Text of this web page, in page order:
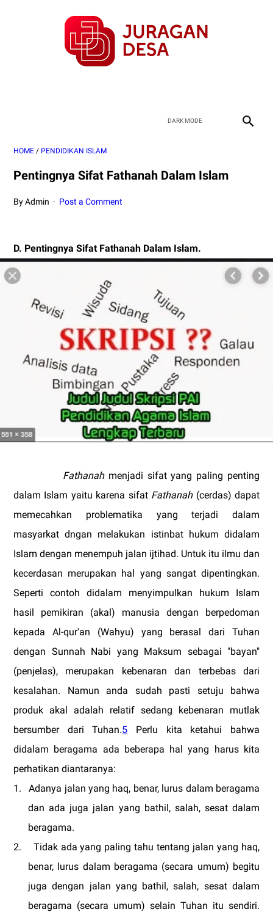
HOME / PENDIDIKAN ISLAM
Pentingnya Sifat Fathanah Dalam Islam
By Admin Post a Comment
D. Pentingnya Sifat Fathanah Dalam Islam.
Fathanahmenjadi sifat yang paling penting
dalam Islam yaitu karena sifat Fathanah(cerdas) dapat
memecahkan problematika yang terjadi dalam
masyarkat dngan melakukan istinbat hukum didalam
Islam dengan menempuh jalan ijtihad. Untuk itu ilmu dan
kecerdasan merupakan hal yang sangat dipentingkan.
Seperti contoh didalam menyimpulkan hukum Islam
hasil pemikiran (akal) manusia dengan berpedoman
kepada Al-qur'an (Wahyu) yang berasal dari Tuhan
dengan Sunnah Nabi yang Maksum sebagai "bayan"
(penjelas), merupakan kebenaran dan terbebas dari
kesalahan. Namun anda sudah pasti setuju bahwa
produk akal adalah relatif sedang kebenaran mutlak
bersumber dari Tuhan.5
Perlu kita ketahui bahwa
didalam beragama ada beberapa hal yang harus kita
perhatikan diantaranya:
1.
Adanya jalan yang haq, benar, lurus dalam beragama
dan ada juga jalan yang bathil, salah, sesat dalam
beragama.
2.
Tidak ada yang paling tahu tentang jalan yang haq,
benar, lurus dalam beragama (secara umum) begitu
juga dengan jalan yang bathil, salah, sesat dalam
beragama (secara umum) selain Tuhan itu sendiri.